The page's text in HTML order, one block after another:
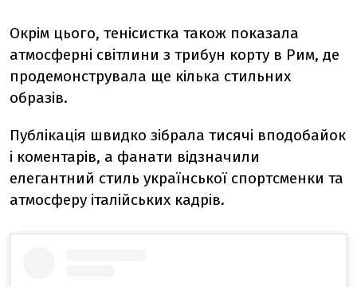
Окрім цього, тенісистка також показала
атмосферні світлини з трибун корту в Рим, де
продемонструвала ще кілька стильних
образів.
Публікація швидко зібрала тисячі вподобайок
і коментарів, а фанати відзначили
елегантний стиль української спортсменки та
атмосферу італійських кадрів.